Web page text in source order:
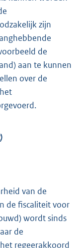
zijn
de
aan te kunnen
over de
van de
de fiscaliteit voor
wordt sinds
de
regeerakkoord